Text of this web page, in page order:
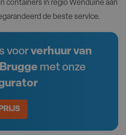
containers in regio Wenduine aan
de beste service.
voorverhuur van
met onze